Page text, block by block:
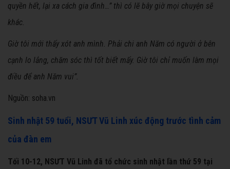
quyền hết, lại xa cách gia đình…” thì có lẽ bây giờ mọi chuyện sẽ
khác.
Giờ tôi mới thấy xót anh mình. Phải chi anh Năm có người ở bên
cạnh lo lắng, chăm sóc thì tốt biết mấy. Giờ tôi chỉ muốn làm mọi
điều để anh Năm vui”.
Nguồn: soha.vn
Sinh nhật 59 tuổi, NSƯT Vũ Linh xúc động trước tình cảm
của đàn em
Tối 10-12, NSƯT Vũ Linh đã tổ chức sinh nhật lần thứ 59 tại